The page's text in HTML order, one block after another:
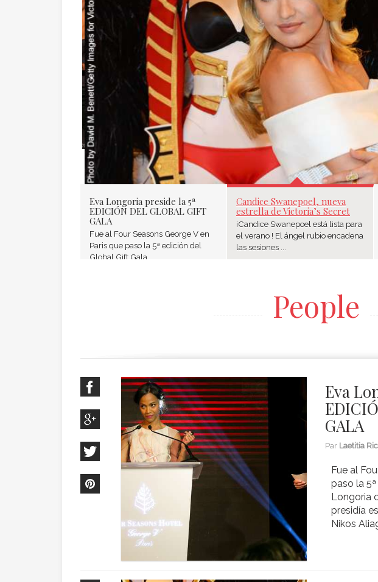
CANDICE SWANEPOEL,
DE VICTORIA’S SECRET
Eva Longoria preside la 5ª
EDICIÓN DEL GLOBAL GIFT
GALA
Fue al Four Seasons George V en
Paris que paso la 5ª edición del
Global Gift Gala ...
Candice Swanepoel, nueva
estrella de Victoria’s Secret
¡Candice Swanepoel está lista para
el verano ! El ángel rubio encadena
las sesiones ...
People
Eva
GALA
Par Laetitia
Fue al
paso la
Longoria
presidía
Nikos